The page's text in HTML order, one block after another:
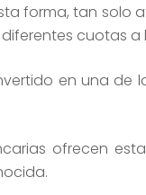
forma, tan
cuotas
en una de
ofrecen